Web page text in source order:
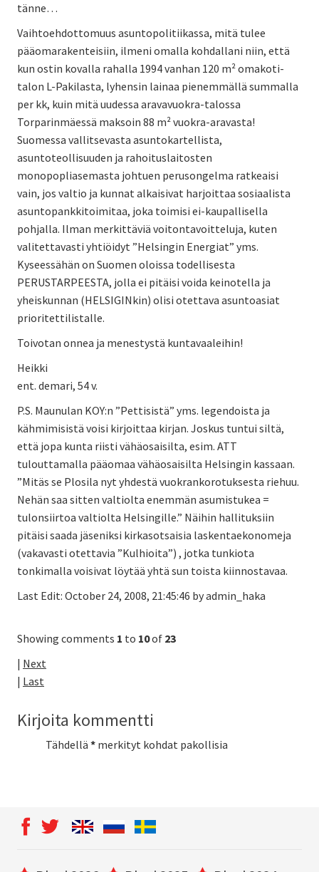
tänne…
Vaihtoehdottomuus asuntopolitiikassa, mitä tulee
pääomarakenteisiin, ilmeni omalla kohdallani niin, että
kun ostin kovalla rahalla 1994 vanhan 120 m² omakoti-
talon L-Pakilasta, lyhensin lainaa pienemmällä summalla
per kk, kuin mitä uudessa aravavuokra-talossa
Torparinmäessä maksoin 88 m² vuokra-aravasta!
Suomessa vallitsevasta asuntokartellista,
asuntoteollisuuden ja rahoituslaitosten
monopopliasemasta johtuen perusongelma ratkeaisi
vain, jos valtio ja kunnat alkaisivat harjoittaa sosiaalista
asuntopankkitoimitaa, joka toimisi ei-kaupallisella
pohjalla. Ilman merkittäviä voitontavoitteluja, kuten
valitettavasti yhtiöidyt ”Helsingin Energiat” yms.
Kyseessähän on Suomen oloissa todellisesta
PERUSTARPEESTA, jolla ei pitäisi voida keinotella ja
yheiskunnan (HELSIGINkin) olisi otettava asuntoasiat
prioritettilistalle.
Toivotan onnea ja menestystä kuntavaaleihin!
Heikki
ent. demari, 54 v.
P.S. Maunulan KOY:n ”Pettisistä” yms. legendoista ja
kähmimisistä voisi kirjoittaa kirjan. Joskus tuntui siltä,
että jopa kunta riisti vähäosaisilta, esim. ATT
tulouttamalla pääomaa vähäosaisilta Helsingin kassaan.
”Mitäs se Plosila nyt yhdestä vuokrankorotuksesta riehuu.
Nehän saa sitten valtiolta enemmän asumistukea =
tulonsiirtoa valtiolta Helsingille.” Näihin hallituksiin
pitäisi saada jäseniksi kirkasotsaisia laskentaekonomeja
(vakavasti otettavia ”Kulhioita”) , jotka tunkiota
tonkimalla voisivat löytää yhtä sun toista kiinnostavaa.
Last Edit: October 24, 2008, 21:45:46 by admin_haka
Showing comments 1 to 10of 23
| Next
| Last
Kirjoita kommentti
Tähdellä * merkityt kohdat pakollisia